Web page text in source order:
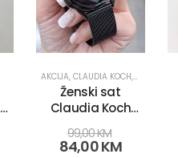
AKCIJA,CLAUDIA KOCH, OLX
Ženski sat
Claudia Koch
CK4523 (11565-
1)
99,00KM
84,00KM